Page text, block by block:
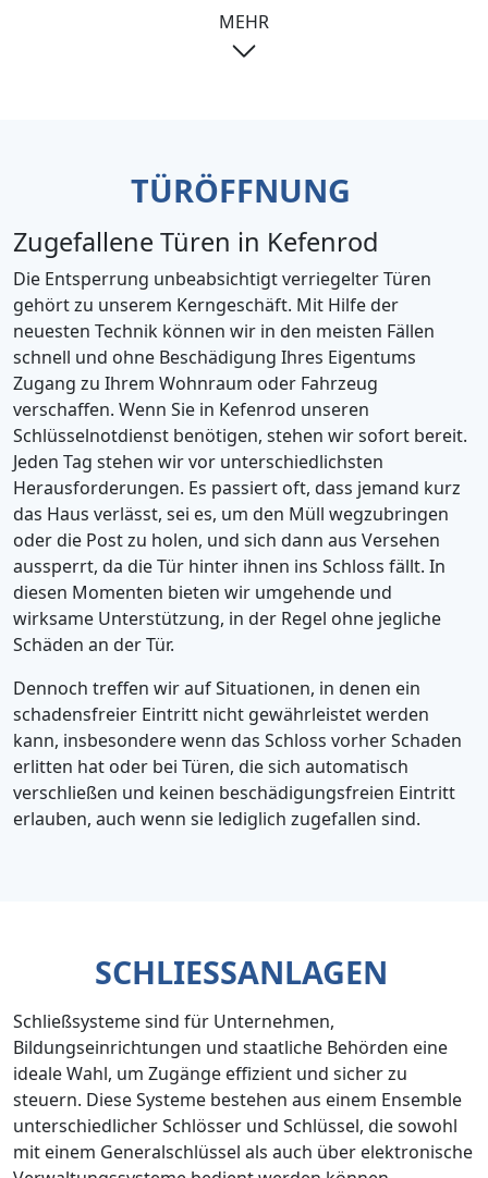
MEHR
TÜRÖFFNUNG
Zugefallene Türen in Kefenrod
Die Entsperrung unbeabsichtigt verriegelter Türen
gehört zu unserem Kerngeschäft. Mit Hilfe der
neuesten Technik können wir in den meisten Fällen
schnell und ohne Beschädigung Ihres Eigentums
Zugang zu Ihrem Wohnraum oder Fahrzeug
verschaffen. Wenn Sie in Kefenrod unseren
Schlüsselnotdienst benötigen, stehen wir sofort bereit.
Jeden Tag stehen wir vor unterschiedlichsten
Herausforderungen. Es passiert oft, dass jemand kurz
das Haus verlässt, sei es, um den Müll wegzubringen
oder die Post zu holen, und sich dann aus Versehen
aussperrt, da die Tür hinter ihnen ins Schloss fällt. In
diesen Momenten bieten wir umgehende und
wirksame Unterstützung, in der Regel ohne jegliche
Schäden an der Tür.
Dennoch treffen wir auf Situationen, in denen ein
schadensfreier Eintritt nicht gewährleistet werden
kann, insbesondere wenn das Schloss vorher Schaden
erlitten hat oder bei Türen, die sich automatisch
verschließen und keinen beschädigungsfreien Eintritt
erlauben, auch wenn sie lediglich zugefallen sind.
SCHLIESSANLAGEN
Schließsysteme sind für Unternehmen,
Bildungseinrichtungen und staatliche Behörden eine
ideale Wahl, um Zugänge effizient und sicher zu
steuern. Diese Systeme bestehen aus einem Ensemble
unterschiedlicher Schlösser und Schlüssel, die sowohl
mit einem Generalschlüssel als auch über elektronische